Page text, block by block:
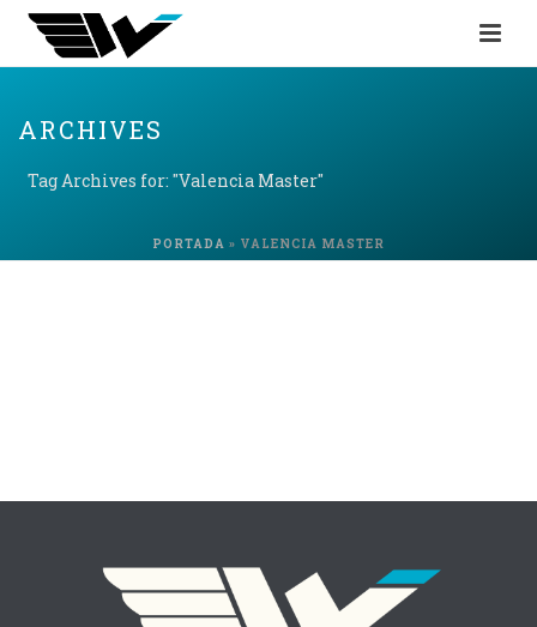
ARCHIVES
Tag Archives for: "Valencia Master"
PORTADA » VALENCIA MASTER